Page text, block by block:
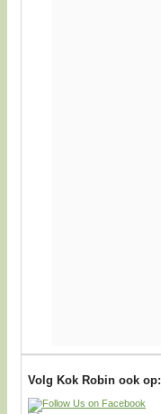
Volg Kok Robin ook op: